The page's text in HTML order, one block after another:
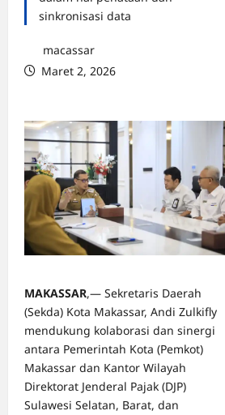
sinkronisasi data
macassar
Maret 2, 2026
MAKASSAR,— Sekretaris Daerah
(Sekda) Kota Makassar, Andi Zulkifly
mendukung kolaborasi dan sinergi
antara Pemerintah Kota (Pemkot)
Makassar dan Kantor Wilayah
Direktorat Jenderal Pajak (DJP)
Sulawesi Selatan, Barat, dan